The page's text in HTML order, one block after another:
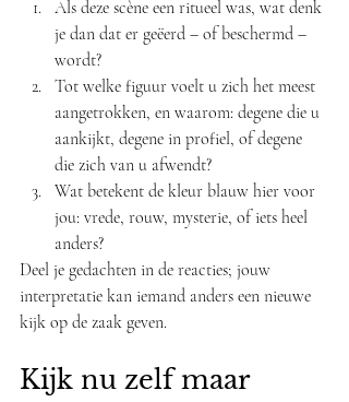
Als deze scène een ritueel was, wat denk
je dan dat er geëerd – of beschermd –
wordt?
Tot welke figuur voelt u zich het meest
aangetrokken, en waarom: degene die u
aankijkt, degene in profiel, of degene
die zich van u afwendt?
Wat betekent de kleur blauw hier voor
jou: vrede, rouw, mysterie, of iets heel
anders?
Deel je gedachten in de reacties; jouw
interpretatie kan iemand anders een nieuwe
kijk op de zaak geven.
Kijk nu zelf maar